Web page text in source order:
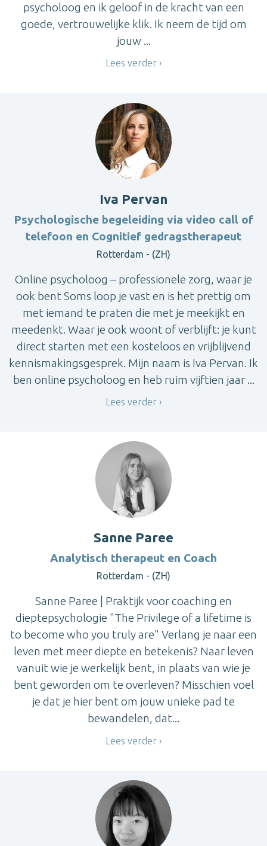
psycholoog en ik geloof in de kracht van een
goede, vertrouwelijke klik. Ik neem de tijd om
jouw ...
Lees verder
Iva Pervan
Psychologische begeleiding via video call of
telefoon en Cognitief gedragstherapeut
Rotterdam - (ZH)
Online psycholoog – professionele zorg, waar je
ook bent Soms loop je vast en is het prettig om
met iemand te praten die met je meekijkt en
meedenkt. Waar je ook woont of verblijft: je kunt
direct starten met een kosteloos en vrijblijvend
kennismakingsgesprek. Mijn naam is Iva Pervan. Ik
ben online psycholoog en heb ruim vijftien jaar ...
Lees verder
Sanne Paree
Analytisch therapeut en Coach
Rotterdam - (ZH)
Sanne Paree | Praktijk voor coaching en
dieptepsychologie "The Privilege of a lifetime is
to become who you truly are" Verlang je naar een
leven met meer diepte en betekenis? Naar leven
vanuit wie je werkelijk bent, in plaats van wie je
bent geworden om te overleven? Misschien voel
je dat je hier bent om jouw unieke pad te
bewandelen, dat...
Lees verder